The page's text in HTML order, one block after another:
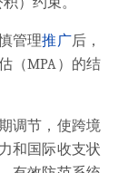
管理推广后，
（MPA）的结
调节，使跨境
和国际收支状